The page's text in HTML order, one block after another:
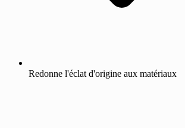
Redonne l'éclat d'origine aux matériaux